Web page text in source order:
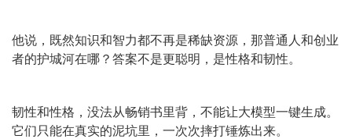
他说，既然知识和智力都不再是稀缺资源，那普通人和创业
者的护城河在哪？答案不是更聪明，是性格和韧性。
韧性和性格，没法从畅销书里背，不能让大模型一键生成。
它们只能在真实的泥坑里，一次次摔打锤炼出来。